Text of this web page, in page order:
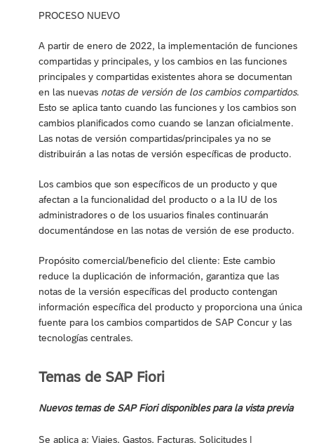
PROCESO NUEVO
A partir de enero de 2022, la implementación de funciones
compartidas y principales, y los cambios en las funciones
principales y compartidas existentes ahora se documentan
en las nuevas notas de versión de los cambios compartidos.
Esto se aplica tanto cuando las funciones y los cambios son
cambios planificados como cuando se lanzan oficialmente.
Las notas de versión compartidas/principales ya no se
distribuirán a las notas de versión específicas de producto.
Los cambios que son específicos de un producto y que
afectan a la funcionalidad del producto o a la IU de los
administradores o de los usuarios finales continuarán
documentándose en las notas de versión de ese producto.
Propósito comercial/beneficio del cliente: Este cambio
reduce la duplicación de información, garantiza que las
notas de la versión específicas del producto contengan
información específica del producto y proporciona una única
fuente para los cambios compartidos de SAP Concur y las
tecnologías centrales.
Temas de SAP Fiori
Nuevos temas de SAP Fiori disponibles para la vista previa
Se aplica a: Viajes, Gastos, Facturas, Solicitudes |